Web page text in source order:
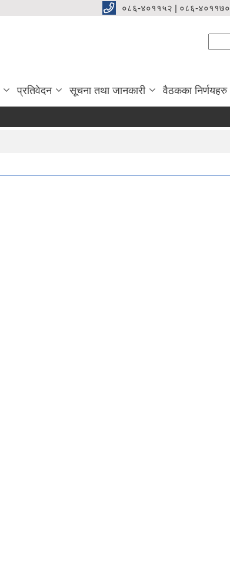
०८६-४०११५२ | ०८६-४०११७०
प्रतिवेदन सूचना तथा जानकारी वैठकका निर्णयहरु